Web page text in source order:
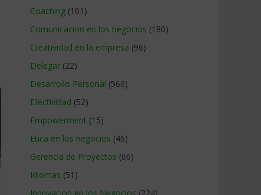
Coaching (101)
Comunicacion en los negocios (180)
Creatividad en la empresa (96)
Delegar (22)
Desarrollo Personal (566)
Efectividad (52)
Empowerment (15)
Etica en los negocios (46)
Gerencia de Proyectos (66)
Idiomas (51)